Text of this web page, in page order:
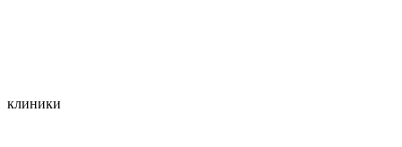
клиники